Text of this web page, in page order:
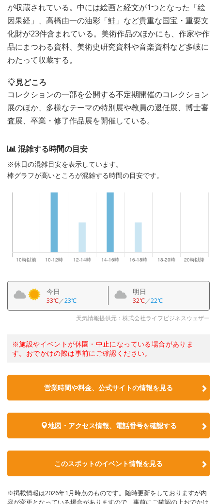
が収蔵されている。中には絵画と経文が1つとなった「絵
因果経」、高橋由一の油彩「鮭」など貴重な国宝・重要文
化財が23件含まれている。美術作品のほかにも、作家や作
品にまつわる資料、美術史研究資料や音楽資料など多岐に
わたって収蔵する。
見どころ
コレクションの一部を公開する不定期開催のコレクション
展のほか、多様なテーマの特別展や教員の退任展、博士審
査展、卒業・修了作品展を開催している。
混雑する時間の目安
※休日の混雑目安を表示しています。
棒グラフが高いところが混雑する時間の目安です。
今日
33℃／23℃
明日
32℃／22℃
天気情報提供元：株式会社ライフビジネスウェザー
※施設やイベントが休園・中止になっている場合がありま
す。おでかけの際は事前にご確認ください。
営業時間や料金、公式サイトの情報を見る
地図・アクセス情報、電話番号を確認する
このスポットのイベント情報を見る
※掲載情報は2026年1月時点のものです。随時更新をしておりますが内
容が変更となっている場合がありますので、事前にご確認の上おでかけ